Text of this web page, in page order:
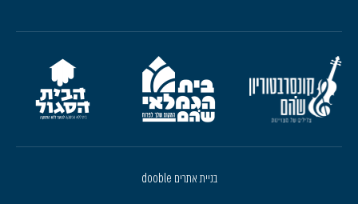
בניית אתרים dooble